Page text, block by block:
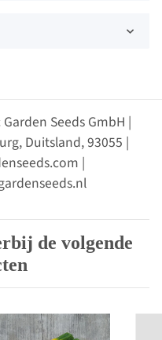
Seeds GmbH |
Duitsland, 93055 |
|
de volgende